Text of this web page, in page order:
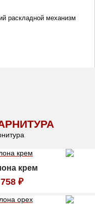
раскладной механизм
крем
₽